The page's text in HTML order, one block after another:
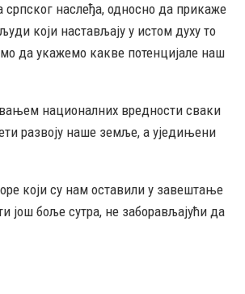
наслеђа, односно да прикаже
који настављају у истом духу то
да укажемо какве потенцијале наш
националних вредности сваки
развоју наше земље, а уједињени
који су нам оставили у завештање
још боље сутра, не заборављајући да